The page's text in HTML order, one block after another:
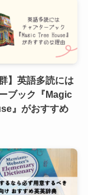
】英語多読には
ブック『Magic
』がおすすめ